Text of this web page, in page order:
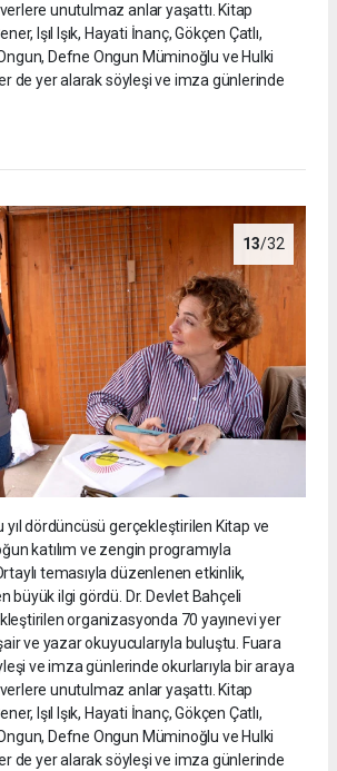
unutulmaz anlar yaşattı. Kitap
Işıl Işık, Hayati İnanç, Gökçen Çatlı,
Defne Ongun Müminoğlu ve Hulki
de yer alarak söyleşi ve imza günlerinde
13/32
yıl dördüncüsü gerçekleştirilen Kitap ve
katılım ve zengin programıyla
temasıyla düzenlenen etkinlik,
büyük ilgi gördü. Dr. Devlet Bahçeli
organizasyonda 70 yayınevi yer
ve yazar okuyucularıyla buluştu. Fuara
ve imza günlerinde okurlarıyla bir araya
unutulmaz anlar yaşattı. Kitap
Işıl Işık, Hayati İnanç, Gökçen Çatlı,
Defne Ongun Müminoğlu ve Hulki
de yer alarak söyleşi ve imza günlerinde